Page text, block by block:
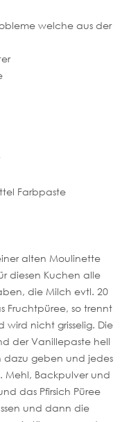
welche aus der
Farbpaste
alten Moulinette
diesen Kuchen alle
die Milch evtl. 20
Fruchtpüree, so trennt
wird nicht grisselig. Die
der Vanillepaste hell
dazu geben und jedes
Mehl, Backpulver und
das Pfirsich Püree
und dann die